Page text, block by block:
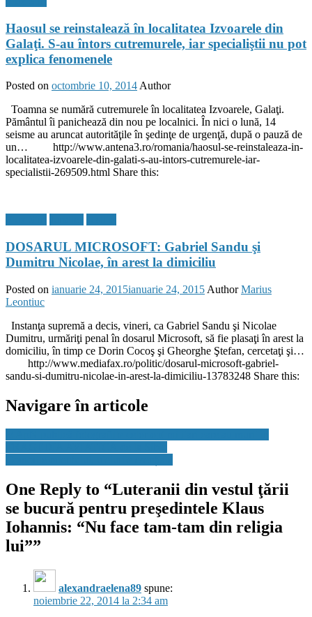
Haosul se reinstalează în localitatea Izvoarele din
Galaţi. S-au întors cutremurele, iar specialiştii nu pot
explica fenomenele
Posted on octombrie 10, 2014 Author
Toamna se numără cutremurele în localitatea Izvoarele, Galaţi.
Pământul îi panichează din nou pe localnici. În nici o lună, 14
seisme au aruncat autorităţile în şedinţe de urgenţă, după o pauză de
un… http://www.antena3.ro/romania/haosul-se-reinstaleaza-in-
localitatea-izvoarele-din-galati-s-au-intors-cutremurele-iar-
specialistii-269509.html Share this:
DOSARUL MICROSOFT: Gabriel Sandu şi
Dumitru Nicolae, în arest la dimiciliu
Posted on ianuarie 24, 2015ianuarie 24, 2015 Author Marius
Leontiuc
Instanţa supremă a decis, vineri, ca Gabriel Sandu şi Nicolae
Dumitru, urmăriţi penal în dosarul Microsoft, să fie plasaţi în arest la
domiciliu, în timp ce Dorin Cocoş şi Gheorghe Ştefan, cercetaţi şi…
http://www.mediafax.ro/politic/dosarul-microsoft-gabriel-
sandu-si-dumitru-nicolae-in-arest-la-dimiciliu-13783248 Share this:
Navigare în articole
One Reply to “Luteranii din vestul ţării
se bucură pentru preşedintele Klaus
Iohannis: “Nu face tam-tam din religia
lui””
alexandraelena89 spune:
noiembrie 22, 2014 la 2:34 am